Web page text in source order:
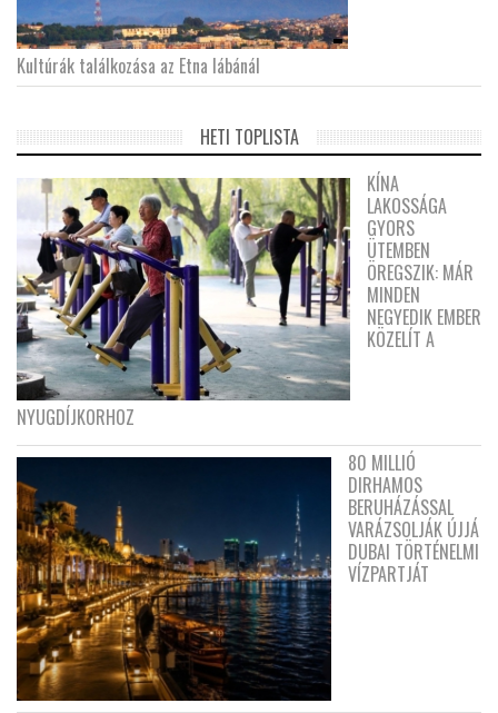
Kultúrák találkozása az Etna lábánál
HETI TOPLISTA
KÍNA
LAKOSSÁGA
GYORS
ÜTEMBEN
ÖREGSZIK: MÁR
MINDEN
NEGYEDIK EMBER
KÖZELÍT A
NYUGDÍJKORHOZ
80 MILLIÓ
DIRHAMOS
BERUHÁZÁSSAL
VARÁZSOLJÁK ÚJJÁ
DUBAI TÖRTÉNELMI
VÍZPARTJÁT